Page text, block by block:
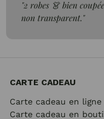
"2 robes 👗 bien
non transparent."
CARTE CADEAU
Carte cadeau en ligne
Carte cadeau en